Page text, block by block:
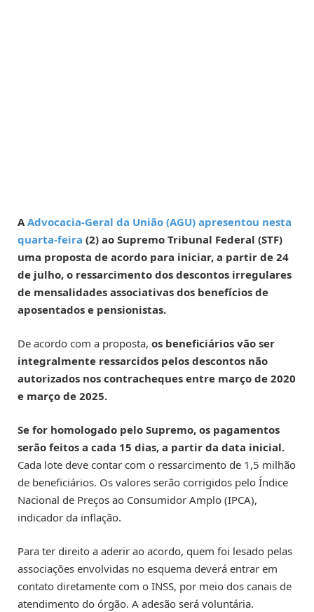
AAdvocacia-Geral da União (AGU) apresentou nesta
quarta-feira (2) ao Supremo Tribunal Federal (STF)
uma proposta de acordo para iniciar, a partir de 24
de julho, o ressarcimento dos descontos irregulares
de mensalidades associativas dos benefícios de
aposentados e pensionistas.
De acordo com a proposta, os beneficiários vão ser
integralmente ressarcidos pelos descontos não
autorizados nos contracheques entre março de 2020
e março de 2025.
Se for homologado pelo Supremo, os pagamentos
serão feitos a cada 15 dias, a partir da data inicial.
Cada lote deve contar com o ressarcimento de 1,5 milhão
de beneficiários. Os valores serão corrigidos pelo Índice
Nacional de Preços ao Consumidor Amplo (IPCA),
indicador da inflação.
Para ter direito a aderir ao acordo, quem foi lesado pelas
associações envolvidas no esquema deverá entrar em
contato diretamente com o INSS, por meio dos canais de
atendimento do órgão. A adesão será voluntária.